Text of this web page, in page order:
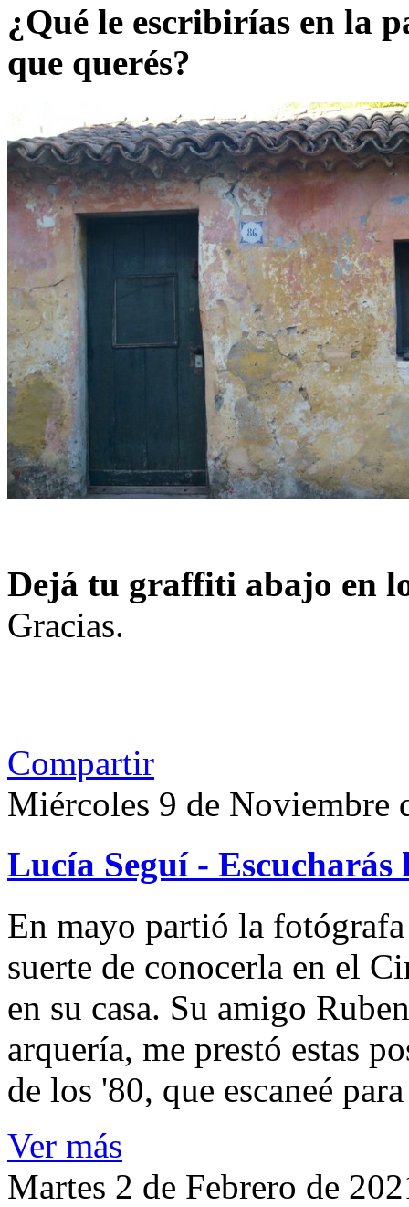
¿Qué le escribirías en la
que querés?
Dejá tu graffiti abajo en
Gracias.
Compartir
Miércoles 9 de Noviembre
Lucía Seguí - Escucharás
En mayo partió la
suerte de conocerla en el
en su casa. Su amigo
arquería, me prestó estas
de los '80, que escaneé
Ver más
Martes 2 de Febrero de